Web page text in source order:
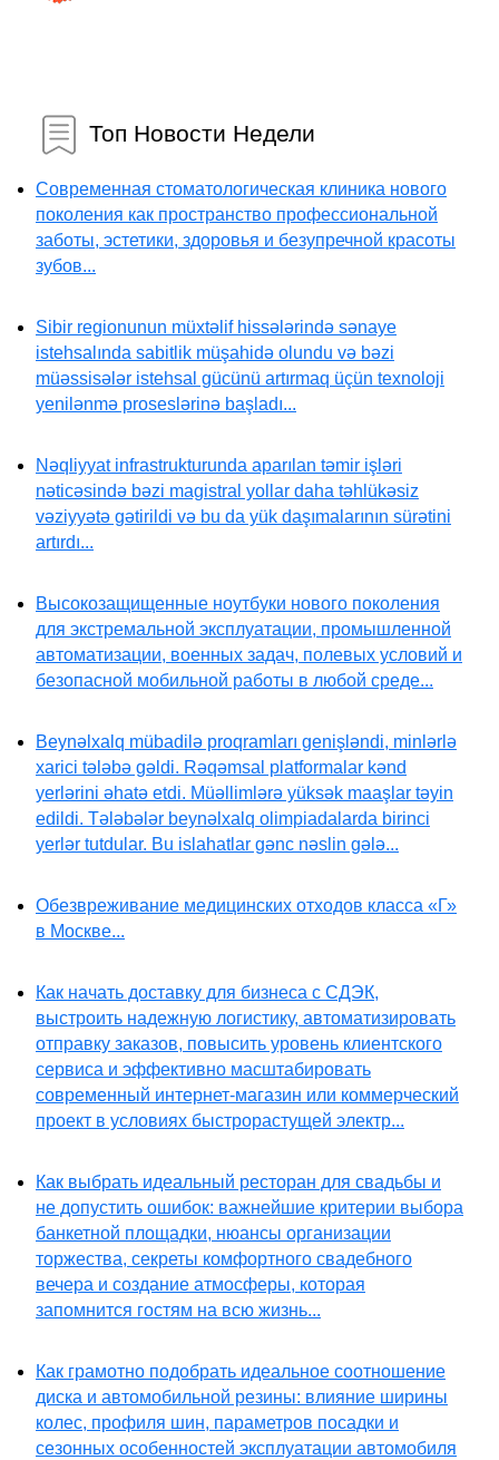
Топ Новости Недели
Современная стоматологическая клиника нового
поколения как пространство профессиональной
заботы, эстетики, здоровья и безупречной красоты
зубов...
Sibir regionunun müxtəlif hissələrində sənaye
istehsalında sabitlik müşahidə olundu və bəzi
müəssisələr istehsal gücünü artırmaq üçün texnoloji
yenilənmə proseslərinə başladı...
Nəqliyyat infrastrukturunda aparılan təmir işləri
nəticəsində bəzi magistral yollar daha təhlükəsiz
vəziyyətə gətirildi və bu da yük daşımalarının sürətini
artırdı...
Высокозащищенные ноутбуки нового поколения
для экстремальной эксплуатации, промышленной
автоматизации, военных задач, полевых условий и
безопасной мобильной работы в любой среде...
Beynəlxalq mübadilə proqramları genişləndi, minlərlə
xarici tələbə gəldi. Rəqəmsal platformalar kənd
yerlərini əhatə etdi. Müəllimlərə yüksək maaşlar təyin
edildi. Tələbələr beynəlxalq olimpiadalarda birinci
yerlər tutdular. Bu islahatlar gənc nəslin gələ...
Обезвреживание медицинских отходов класса «Г»
в Москве...
Как начать доставку для бизнеса с СДЭК,
выстроить надежную логистику, автоматизировать
отправку заказов, повысить уровень клиентского
сервиса и эффективно масштабировать
современный интернет-магазин или коммерческий
проект в условиях быстрорастущей электр...
Как выбрать идеальный ресторан для свадьбы и
не допустить ошибок: важнейшие критерии выбора
банкетной площадки, нюансы организации
торжества, секреты комфортного свадебного
вечера и создание атмосферы, которая
запомнится гостям на всю жизнь...
Как грамотно подобрать идеальное соотношение
диска и автомобильной резины: влияние ширины
колес, профиля шин, параметров посадки и
сезонных особенностей эксплуатации автомобиля